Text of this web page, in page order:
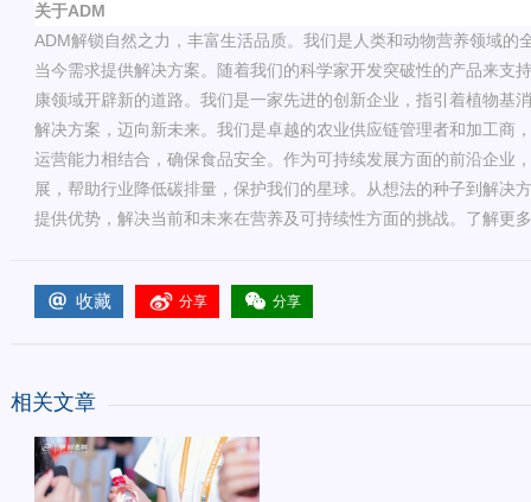
关于ADM
ADM解锁自然之力，丰富生活品质。我们是人类和动物营养领域的
当今需求提供解决方案。随着我们的科学家开发突破性的产品来支
康领域开辟新的道路。我们是一家先进的创新企业，指引着植物基
解决方案，迈向新未来。我们是卓越的农业供应链管理者和加工商
运营能力相结合，确保食品安全。作为可持续发展方面的前沿企业
展，帮助行业降低碳排量，保护我们的星球。从想法的种子到解决
提供优势，解决当前和未来在营养及可持续性方面的挑战。了解更
收藏 分享 分享
相关文章